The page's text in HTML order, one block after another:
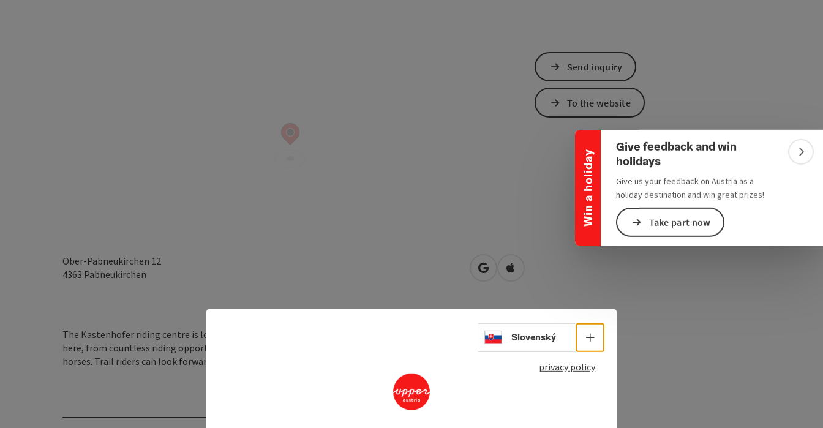
Win a holiday
Collapse banner
Give feedback and win
holidays
Give us your feedback on Austria as a
holiday destination and win great prizes!
Take part now
Ober-Pabneukirchen 12
4363 Pabneukirchen open in Google Maps
Open in Apple Maps
The Kastenhofer riding centre is located in the southern part of the equestrian area. Everything is on offer
here, from countless riding opportunities and romantic carriage rides to in-depth training for riders and
horses. Trail riders can look forward to a perfect break here!
Send inquiry
To the website
Select language - Open menu
Slovenský
privacy policy